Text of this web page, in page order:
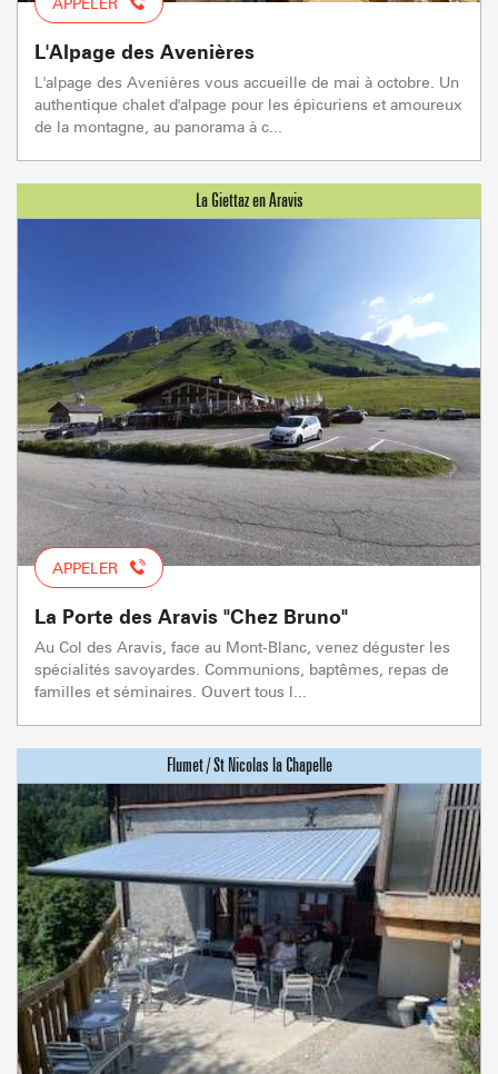
L'Alpage des Avenières
L'alpage des Avenières vous accueille de mai à octobre. Un
authentique chalet d'alpage pour les épicuriens et amoureux
de la montagne, au panorama à c...
APPELER
La Porte des Aravis "Chez Bruno"
Au Col des Aravis, face au Mont-Blanc, venez déguster les
spécialités savoyardes. Communions, baptêmes, repas de
familles et séminaires. Ouvert tous l...